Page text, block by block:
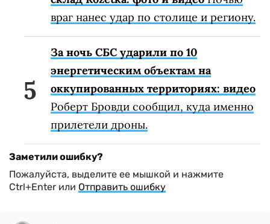
враг нанес удар по столице и региону.
За ночь СБС ударили по 10
энергетическим объектам на
оккупированных территориях: видео
Роберт Бровди сообщил, куда именно
прилетели дроны.
Заметили ошибку?
Пожалуйста, выделите ее мышкой и нажмите
Ctrl+Enter или Отправить ошибку